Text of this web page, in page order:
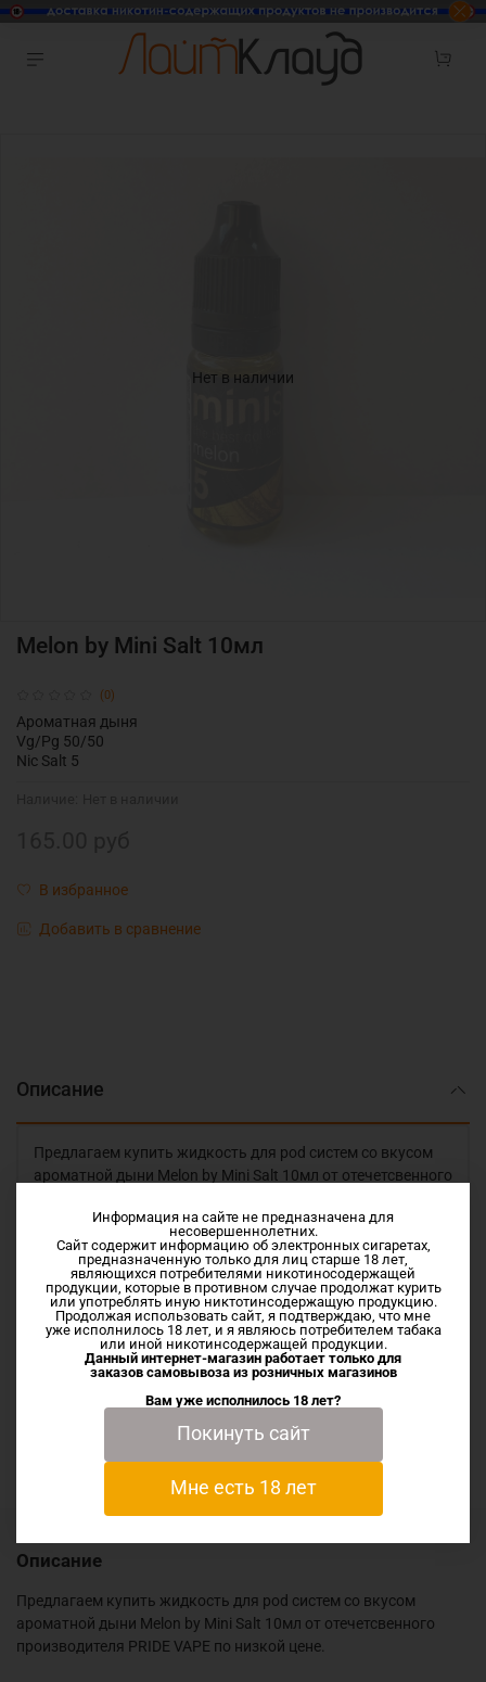
Нет в наличии
(0)
Melon by Mini Salt 10мл
В избранное
Добавить в сравнение
Ароматная дыня
Vg/Pg 50/50
Nic Salt 5
Описание
Предлагаем купить жидкость для pod систем со вкусом
ароматной дыни Melon by Mini Salt 10мл от отечетсвенного
Сладкий и яркий вкус ароматной дыни
Vg/Pg 50/50
Nic Salt 5
Характеристики
Описание
Предлагаем купить жидкость для pod систем со вкусом
ароматной дыни Melon by Mini Salt 10мл от отечетсвенного
производителя PRIDE VAPE по низкой цене.
Информация на сайте не предназначена для
несовершеннолетних.
Сайт содержит информацию об электронных сигаретах,
предназначенную только для лиц старше 18 лет,
являющихся потребителями никотиносодержащей
продукции, которые в противном случае продолжат курить
или употреблять иную никтотинсодержащую продукцию.
Продолжая использовать сайт, я подтверждаю, что мне
уже исполнилось 18 лет, и я являюсь потребителем табака
или иной никотинсодержащей продукции.
Данный интернет-магазин работает только для
заказов самовывоза из розничных магазинов
Вам уже исполнилось 18 лет?
Покинуть сайт
Мне есть 18 лет